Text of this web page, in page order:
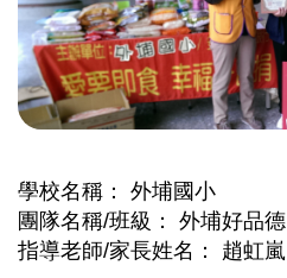
學校名稱
外埔國小
團隊名稱/班級
外埔好品德
指導老師/家長姓名
趙虹嵐